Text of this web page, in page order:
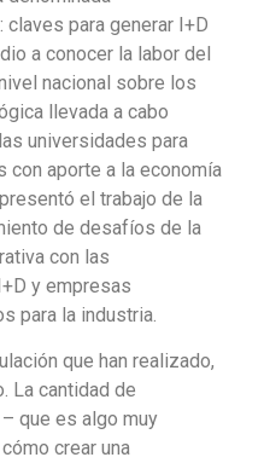
claves para generar I+D
a conocer la labor del
nacional sobre los
llevada a cabo
universidades para
con aporte a la economía
el trabajo de la
de desafíos de la
con las
y empresas
para la industria.
que han realizado,
La cantidad de
que es algo muy
crear una